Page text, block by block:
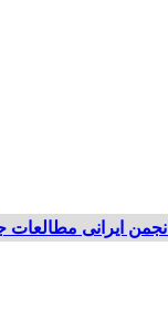
انجمن ایرانی